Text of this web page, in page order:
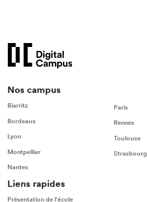
Nos campus
Biarritz
Bordeaux
Lyon
Montpellier
Nantes
Paris
Rennes
Toulouse
Strasbourg
Liens rapides
Présentation de l'école